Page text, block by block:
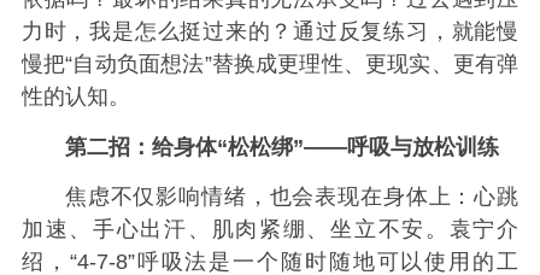
力时，我是怎么挺过来的？通过反复练习，就能慢
慢把“自动负面想法”替换成更理性、更现实、更有弹
性的认知。
第二招：给身体“松松绑”——呼吸与放松训练
焦虑不仅影响情绪，也会表现在身体上：心跳
加速、手心出汗、肌肉紧绷、坐立不安。袁宁介
绍，“4-7-8”呼吸法是一个随时随地可以使用的工